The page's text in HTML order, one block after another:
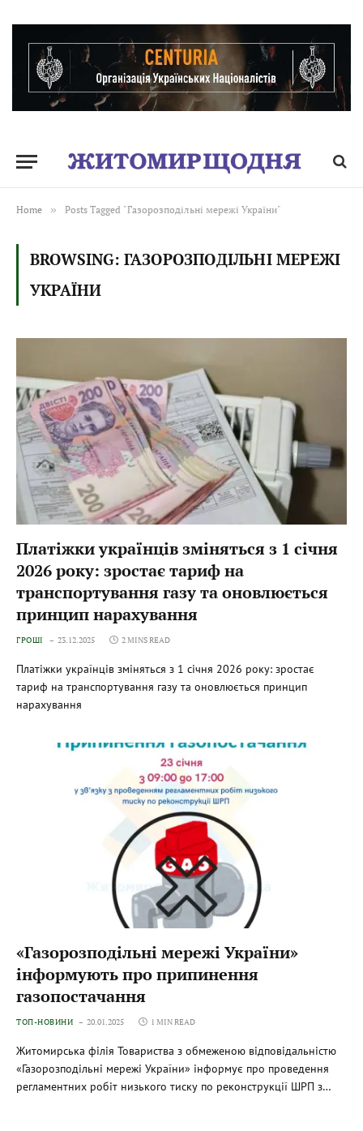
Home » Posts Tagged "Газорозподільні мережі України"
BROWSING: ГАЗОРОЗПОДІЛЬНІ МЕРЕЖІ
УКРАЇНИ
Платіжки українців зміняться з 1 січня
2026 року: зростає тариф на
транспортування газу та оновлюється
принцип нарахування
ГРОШІ 23.12.2025 2 MINS READ
Платіжки українців зміняться з 1 січня 2026 року: зростає
тариф на транспортування газу та оновлюється принцип
нарахування
«Газорозподільні мережі України»
інформують про припинення
газопостачання
ТОП-НОВИНИ 20.01.2025 1 MIN READ
Житомирська філія Товариства з обмеженою відповідальністю
«Газорозподільні мережі України» інформує про проведення
регламентних робіт низького тиску по реконструкції ШРП з…